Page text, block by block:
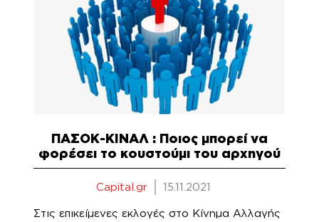
ΠΑΣΟΚ-ΚΙΝΑΛ : Ποιος μπορεί να
φορέσει το κουστούμι του αρχηγού
Capital.gr 15.11.2021
Στις επικείμενες εκλογές στο Κίνημα Αλλαγής